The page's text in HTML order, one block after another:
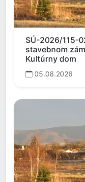
SÚ-2026/115-
stavebnom
Kultúrny dom
05.08.2026